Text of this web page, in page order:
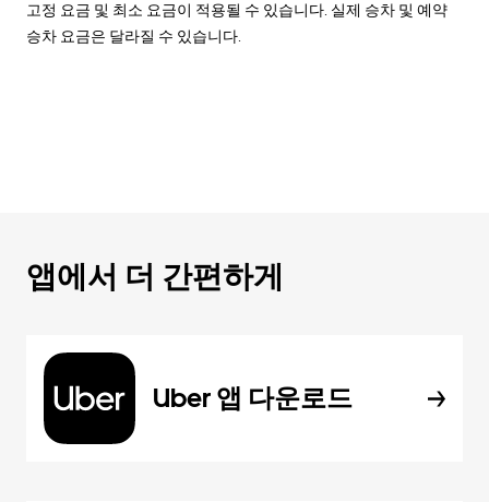
고정 요금 및 최소 요금이 적용될 수 있습니다. 실제 승차 및 예약
승차 요금은 달라질 수 있습니다.
앱에서 더 간편하게
Uber 앱 다운로드